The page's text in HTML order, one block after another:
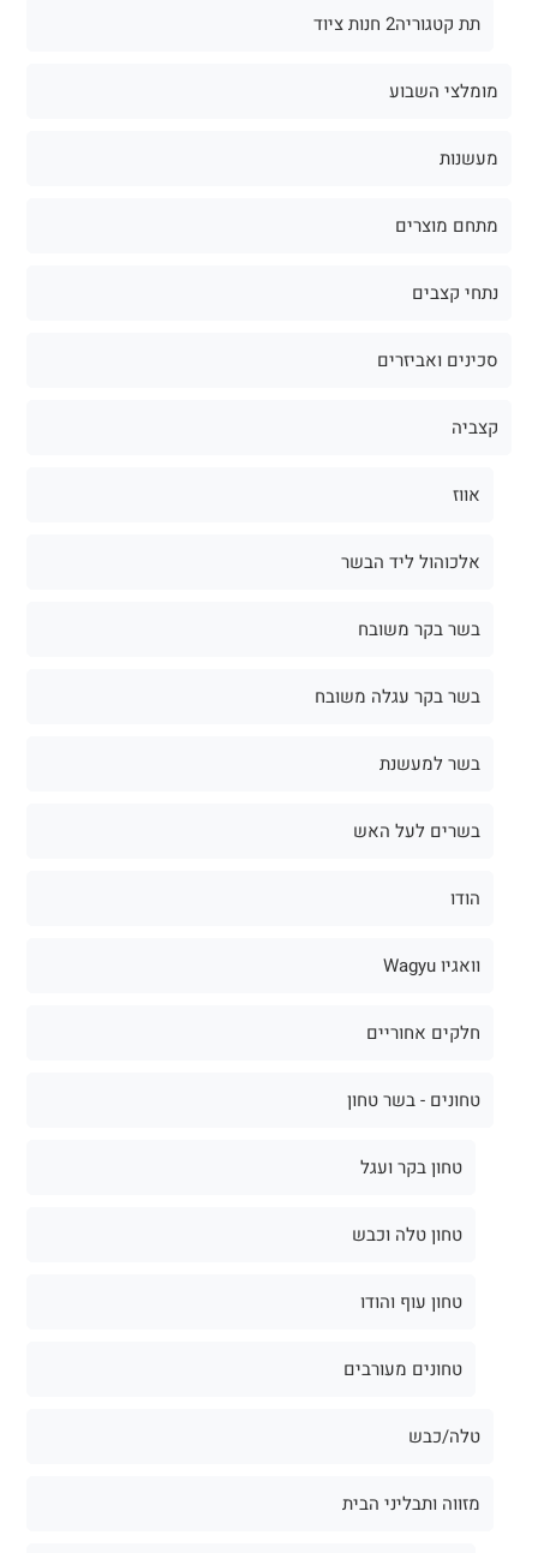
תת קטגוריה2 חנות ציוד
מומלצי השבוע
מעשנות
מתחם מוצרים
נתחי קצבים
סכינים ואביזרים
קצביה
אווז
אלכוהול ליד הבשר
בשר בקר משובח
בשר בקר עגלה משובח
בשר למעשנת
בשרים לעל האש
הודו
וואגיו Wagyu
חלקים אחוריים
טחונים - בשר טחון
טחון בקר ועגל
טחון טלה וכבש
טחון עוף והודו
טחונים מעורבים
טלה/כבש
מזווה ותבליני הבית